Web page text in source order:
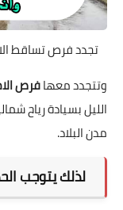
تجدد فرص تساقط
وتتجدد معهافرص
الليل بسيادة رياح
مدن البلاد.
لذلك يتوجب